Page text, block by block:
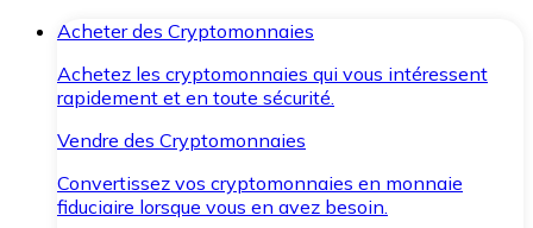
Acheter des Cryptomonnaies
Achetez les cryptomonnaies qui vous intéressent
rapidement et en toute sécurité.
Vendre des Cryptomonnaies
Convertissez vos cryptomonnaies en monnaie
fiduciaire lorsque vous en avez besoin.